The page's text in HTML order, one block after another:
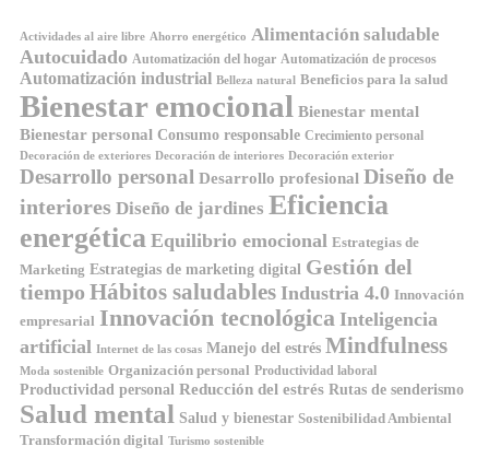
Actividades al aire libre Ahorro energético Alimentación saludable
Autocuidado Automatización del hogar Automatización de procesos
Automatización industrial Belleza natural Beneficios para la salud
Bienestar emocional Bienestar mental
Bienestar personal Consumo responsable Crecimiento personal
Decoración de exteriores Decoración de interiores Decoración exterior
Desarrollo personal Desarrollo profesional Diseño de
interiores Diseño de jardines Eficiencia
energética Equilibrio emocional Estrategias de
Marketing Estrategias de marketing digital Gestión del
tiempo Hábitos saludables Industria 4.0 Innovación
empresarial Innovación tecnológica Inteligencia
artificial Internet de las cosas Manejo del estrés Mindfulness
Moda sostenible Organización personal Productividad laboral
Productividad personal Reducción del estrés Rutas de senderismo
Salud mental Salud y bienestar Sostenibilidad Ambiental
Transformación digital
Turismo sostenible